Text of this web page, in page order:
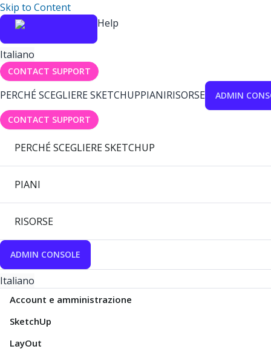
Skip to Content
Help
Italiano
CONTACT SUPPORT
PERCHÉ SCEGLIERE SKETCHUPPIANIRISORSE ADMIN
CONTACT SUPPORT
PERCHÉ SCEGLIERE SKETCHUP
PIANI
RISORSE
ADMIN CONSOLE
Italiano
Account e amministrazione
SketchUp
LayOut